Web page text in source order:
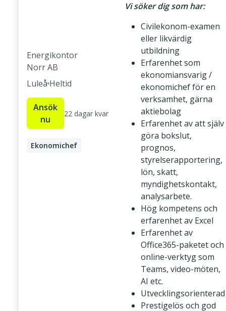
Energikontor
Norr AB
Luleå Heltid
Ansök
nu
22 dagar kvar
Ekonomichef
Vi söker dig som har:
Civilekonom-examen
eller likvärdig
utbildning
Erfarenhet som
ekonomiansvarig /
ekonomichef för en
verksamhet, gärna
aktiebolag
Erfarenhet av att själv
göra bokslut,
prognos,
styrelserapportering,
lön, skatt,
myndighetskontakt,
analysarbete.
Hög kompetens och
erfarenhet av Excel
Erfarenhet av
Office365-paketet och
online-verktyg som
Teams, video-möten,
AI etc.
Utvecklingsorienterad
Prestigelös och god